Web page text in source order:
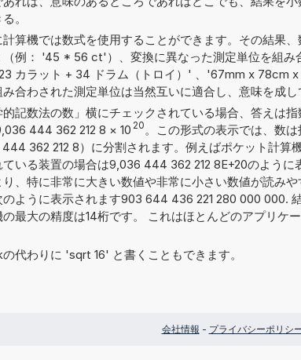
。
計算機では数式を使用することができます。その結果
（例： '45 * 56 ct'）、変換に異なった測定単位を組み
カラット + 34 ドラム（トロイ）' 、'67mm x 78cm
み合わされた測定単位は当然互いに適合し、意味を成
的記数法の数」横にチェックされている場合、答えは指
444 362 212 8 × 10 20 。この形式の表示では、数
362 212 8）に分割されます。例えばポケット計算
ている装置の場合は9,036 444 362 212 8E+20のように
り、特に非常に大きい数値や非常に小さい数値が読み
のように表示されます903 644 436 221 280 000 000.
最大の精度は14桁です。 これはほとんどのアプリケ
代わりに 'sqrt 16' と書くこともできます。
会社情報 - プライバシーポリシ